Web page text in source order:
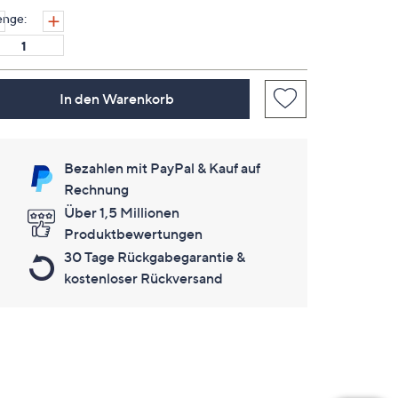
In den Warenkorb
Bezahlen mit PayPal & Kauf auf
Rechnung
Über 1,5 Millionen
Produktbewertungen
30 Tage Rückgabegarantie &
kostenloser Rückversand